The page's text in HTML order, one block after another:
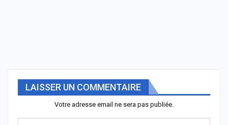
LAISSER UN COMMENTAIRE
Votre adresse email ne sera pas publiée.